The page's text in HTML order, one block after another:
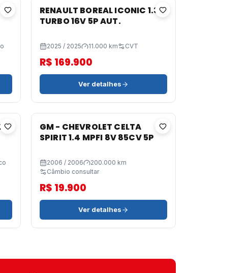
RENAULT BOREAL ICONIC 1.3
TURBO 16V 5P AUT.
2025 / 2025 11.000 km CVT
R$ 169.900
Ver detalhes
GM - CHEVROLET CELTA
SPIRIT 1.4 MPFI 8V 85CV 5P
2006 / 2006
200.000 km
Câmbio consultar
R$ 19.900
Ver detalhes